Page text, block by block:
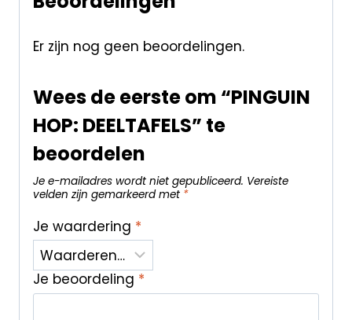
Er zijn nog geen beoordelingen.
Wees de eerste om “PINGUIN
HOP: DEELTAFELS” te
beoordelen
Je e-mailadres wordt niet gepubliceerd. Vereiste
velden zijn gemarkeerd met *
Je waardering *
Je beoordeling *